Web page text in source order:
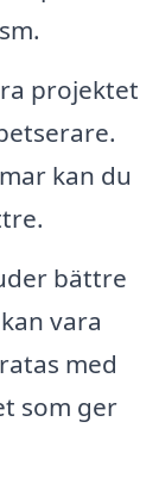
projektet
kan du
bättre
vara
med
som ger